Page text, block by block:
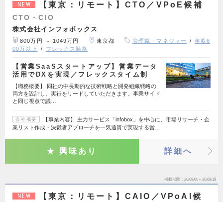
NEW 【東京：リモート】CTO／VPoE候補
CTO・CIO
株式会社インフォボックス
800万円 ～ 1049万円 東京都 管理職・マネジャー
年収6
00万以上
フレックス勤務
【営業SaaSスタートアップ】営業データ
活用でDXを実現／フレックスタイム制
【職務概要】 同社の中長期的な技術戦略と開発組織戦略の
両方を設計し、実行をリードしていただきます。事業サイド
と同じ視点で議…
会社概要
【事業内容】 主力サービス「infobox」を中心に、市場リサーチ・企
業リスト作成・決裁者アプローチを一気通貫で実現する営…
興味あり 詳細へ
掲載期間 26/08/06～26/08/19
NEW
【東京：リモート】CAIO／VPoAI候